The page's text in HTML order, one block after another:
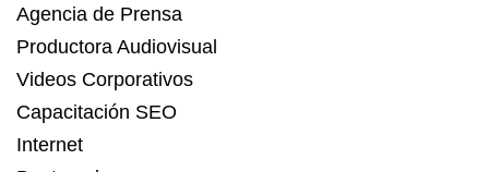
Agencia de Prensa
Productora Audiovisual
Videos Corporativos
Capacitación SEO
Internet